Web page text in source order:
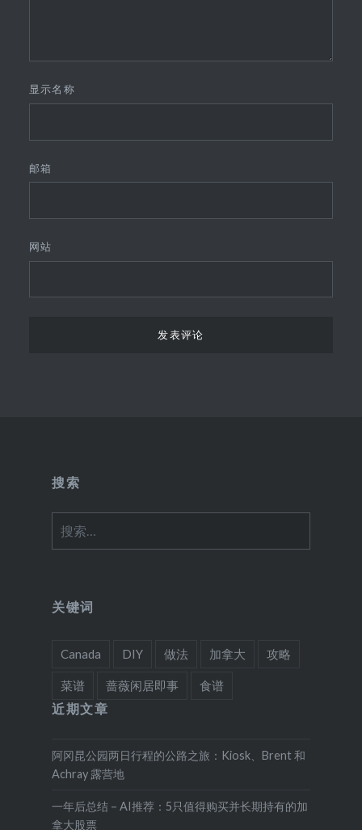
显示名称
邮箱
网站
搜索
索：
关键词
Canada DIY 做法 加拿大 攻略
菜谱 蔷薇闲居即事 食谱
近期文章
阿冈昆公园两日行程的公路之旅：Kiosk、Brent 和
Achray 露营地
一年后总结 – AI推荐：5只值得购买并长期持有的加
拿大股票